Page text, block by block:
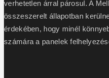
verhetetlen árral párosul. A
összeszerelt állapotban
érdekében, hogy minél
számára a panelek